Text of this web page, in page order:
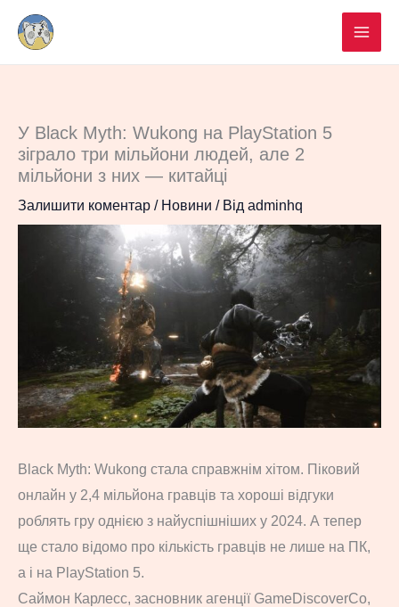
Перейти
вмісту
У Black Myth: Wukong на PlayStation 5
зіграло три мільйони людей, але 2
мільйони з них — китайці
Залишити коментар / Новини / Від adminhq
Black Myth: Wukong стала справжнім хітом. Піковий
онлайн у 2,4 мільйона гравців та хороші відгуки
роблять гру однією з найуспішніших у 2024. А тепер
ще стало відомо про кількість гравців не лише на ПК,
а і на PlayStation 5.
Саймон Карлесс, засновник агенції GameDiscoverCo,